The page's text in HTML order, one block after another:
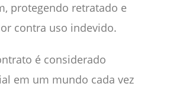
protegendo retratado e
contra uso indevido.
é considerado
em um mundo cada vez